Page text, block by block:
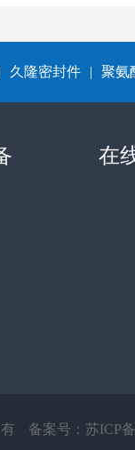
久隆密封件 | 聚氨
在
备案号： 苏ICP